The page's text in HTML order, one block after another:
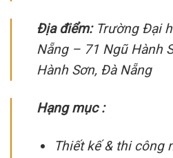
Địa điểm:Trường Đại
Nẵng – 71 Ngũ Hành
Hành Sơn, Đà Nẵng
Hạng mục :
Thiết kế & thi công